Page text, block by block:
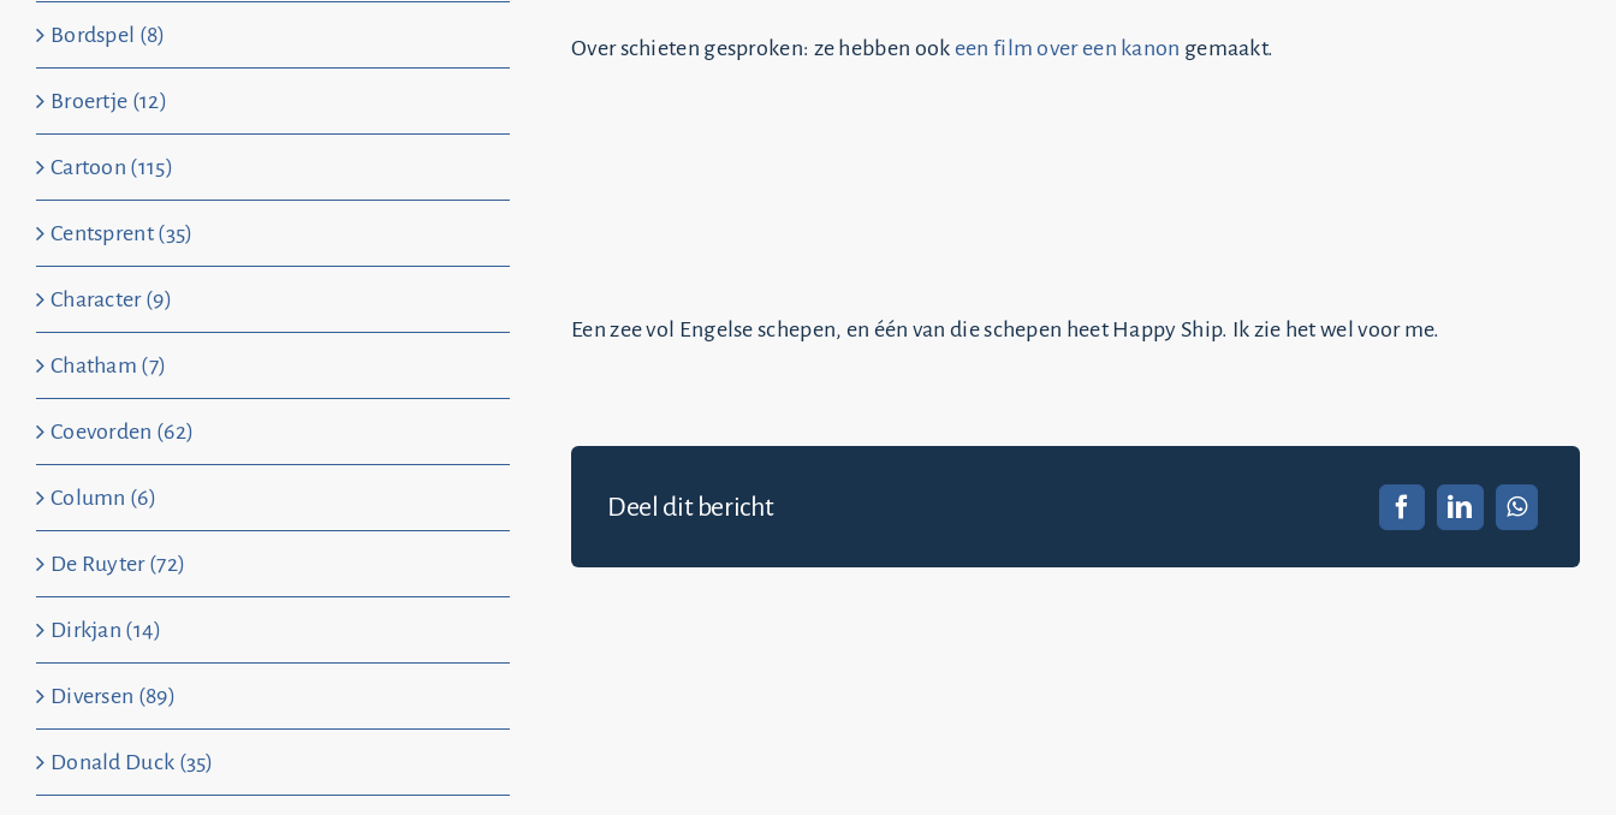
Bordspel (8)
Broertje (12)
Cartoon (115)
Centsprent (35)
Character (9)
Chatham (7)
Coevorden (62)
Column (6)
De Ruyter (72)
Dirkjan (14)
Diversen (89)
Donald Duck (35)
Over schieten gesproken: ze hebben ook een film over een kanon gemaakt.
Een zee vol Engelse schepen, en één van die schepen heet Happy Ship. Ik zie het wel voor me.
Deel dit bericht